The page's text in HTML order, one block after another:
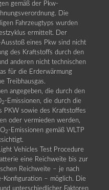
gemäß der Pkw-
Die
Fahrzeugtyps wurden
ermittelt. Der
Ausstoß eines Pkw sind nicht
des Kraftstoffs durch den
anderen nicht technischen
für die Erderwärmung
Treibhausgas.
angegeben, die durch den
2 -Emissionen, die durch die
PKW sowie des Kraftstoffes
oder vermieden werden,
2 -Emissionen gemäß WLTP
Vehicles Test Procedure
eine Reichweite bis zur
Reichweite – je nach
Konfiguration – möglich. Die